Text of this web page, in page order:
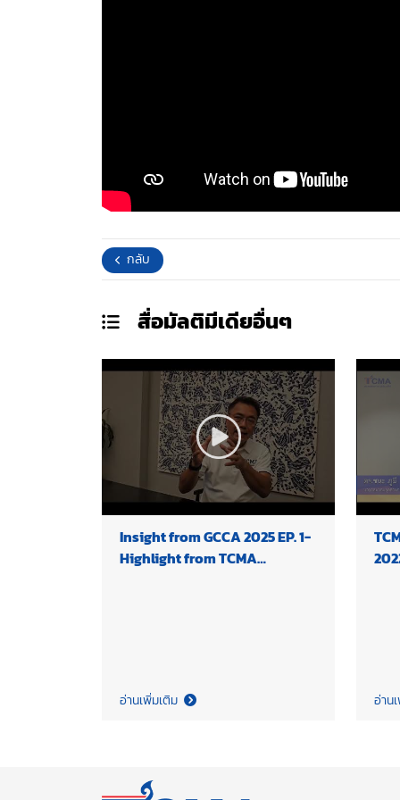
กลับ
สื่อมัลติมีเดียอื่นๆ
Insight from GCCA 2025 EP. 1-
Highlight from TCMA
อ่านเพิ่มเติม อ่าน